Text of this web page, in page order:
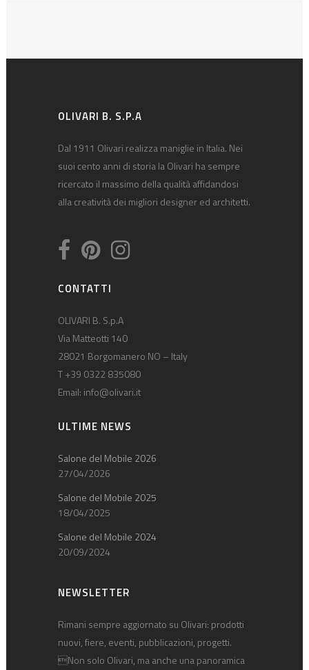
OLIVARI B. S.P.A
Dal 1911 Olivari realizza maniglie in Italia. Nei
suoi cento anni di storia la Olivari ha sempre
ricercato il massimo della qualità affidandosi
alla creatività dei migliori designer ed architetti.
CONTATTI
OLIVARI B. S.p.A
Via Matteotti 140
28021 Borgomanero NO – Italy
T +39 0322 835080
Email: info@olivari.it
ULTIME NEWS
Salone del Mobile 2026
27/04/2026
Salone del Mobile 2025
18/04/2025
Salone del Mobile 2024
20/09/2024
NEWSLETTER
Rimani sempre aggiornato su Olivari: prodotti
nuovi, fiere, eventi, pubblicazioni, progetti.
Non solo Olivari, ma anche una panoramica